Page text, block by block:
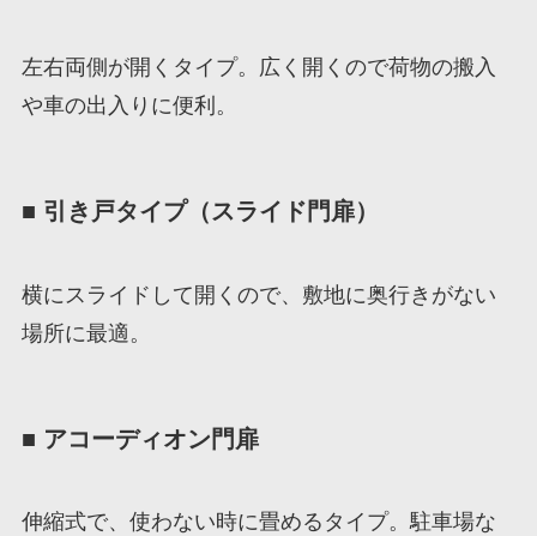
左右両側が開くタイプ。広く開くので荷物の搬入
や車の出入りに便利。
■ 引き戸タイプ（スライド門扉）
横にスライドして開くので、敷地に奥行きがない
場所に最適。
■ アコーディオン門扉
伸縮式で、使わない時に畳めるタイプ。駐車場な